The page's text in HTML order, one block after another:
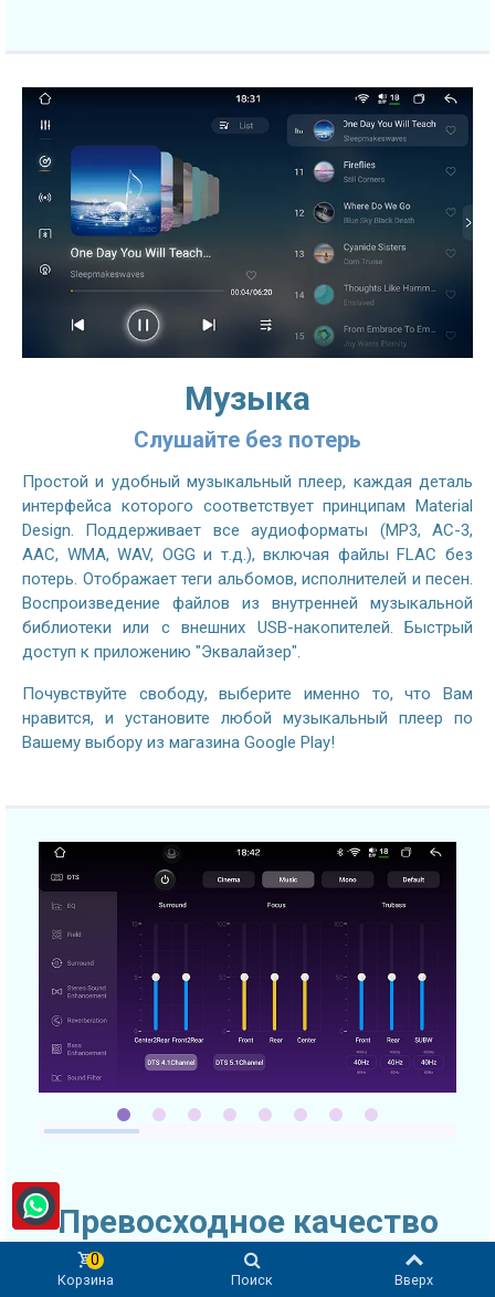
Музыка
Слушайте без потерь
Простой и удобный музыкальный плеер, каждая деталь
интерфейса которого соответствует принципам Material
Design. Поддерживает все аудиоформаты (MP3, AC-3,
AAC, WMA, WAV, OGG и т.д.), включая файлы FLAC без
потерь. Отображает теги альбомов, исполнителей и песен.
Воспроизведение файлов из внутренней музыкальной
библиотеки или с внешних USB-накопителей. Быстрый
доступ к приложению "Эквалайзер".
Почувствуйте свободу, выберите именно то, что Вам
нравится, и установите любой музыкальный плеер по
Вашему выбору из магазина Google Play!
Превосходное качество
звука
Корзина
0
Поиск Вверх